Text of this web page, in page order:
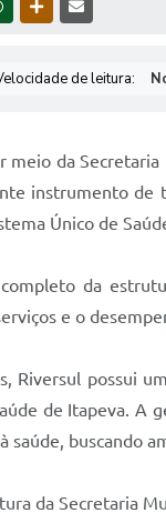
WHATSAPPOUTRAS MÍDIAS
de leitura:
da
instrumento de
Único de
da
e o
Riversul possui
de Itapeva.
buscando
da Secretaria